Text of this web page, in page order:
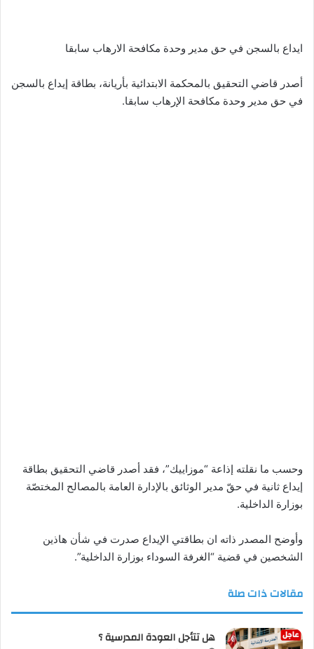
ايداع بالسجن في حق مدير وحدة مكافحة الارهاب سابقا
أصدر قاضي التحقيق بالمحكمة الابتدائية بأريانة، بطاقة إيداع بالسجن
في حق مدير وحدة مكافحة الإرهاب سابقا.
وحسب ما نقلته إذاعة “موزاييك”، فقد أصدر قاضي التحقيق بطاقة
إيداع ثانية في حقّ مدير الوثائق بالإدارة العامة بالمصالح المختصّة
بوزارة الداخلية.
وأوضح المصدر ذاته ان بطاقتي الإيداع صدرت في شأن هاذين
الشخصين في قضية “الغرفة السوداء بوزارة الداخلية”.
مقالات ذات صلة
هل تتأجل العودة المدرسية ؟